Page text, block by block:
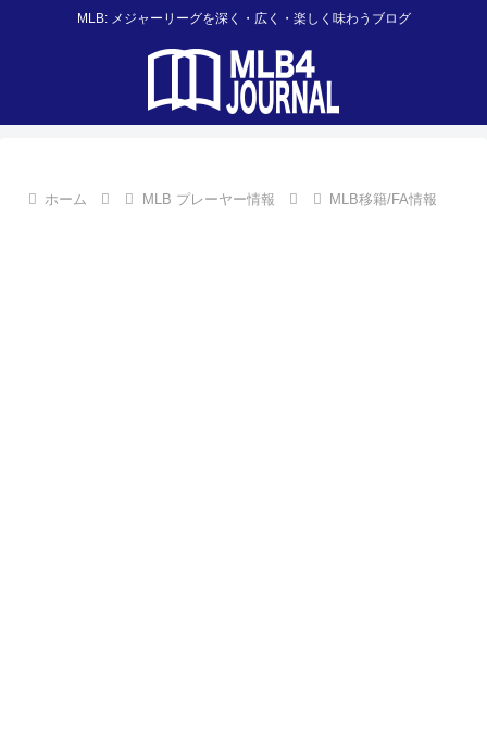
MLB: メジャーリーグを深く・広く・楽しく味わうブログ
ホーム MLB プレーヤー情報 MLB移籍/FA情報